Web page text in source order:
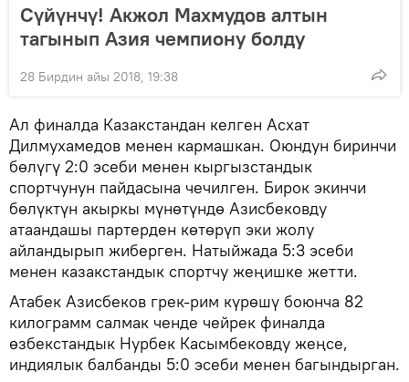
Сүйүнчү! Акжол Махмудов алтын
тагынып Азия чемпиону болду
28 Бирдин айы 2018, 19:38
Ал финалда Казакстандан келген Асхат
Дилмухамедов менен кармашкан. Оюндун биринчи
бөлүгү 2:0 эсеби менен кыргызстандык
спортчунун пайдасына чечилген. Бирок экинчи
бөлүктүн акыркы мүнөтүндө Азисбековду
атаандашы партерден көтөрүп эки жолу
айландырып жиберген. Натыйжада 5:3 эсеби
менен казакстандык спортчу жеңишке жетти.
Атабек Азисбеков грек-рим күрөшү боюнча 82
килограмм салмак ченде чейрек финалда
өзбекстандык Нурбек Касымбековду жеңсе,
индиялык балбанды 5:0 эсеби менен багындырган.